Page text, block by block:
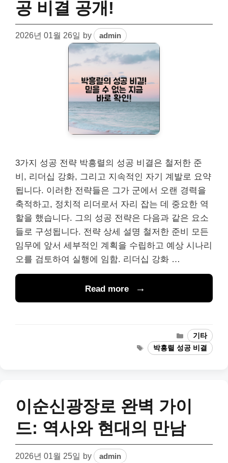
공 비결 공개!
2026년 01월 26일 by admin
3가지 성공 전략 박흥렬의 성공 비결은 철저한 준
비, 리더십 강화, 그리고 지속적인 자기 계발로 요약
됩니다. 이러한 전략들은 그가 군에서 오랜 경력을
축적하고, 정치적 리더로서 자리 잡는 데 중요한 역
할을 했습니다. 그의 성공 전략은 다음과 같은 요소
들로 구성됩니다. 전략 상세 설명 철저한 준비 모든
임무에 앞서 세부적인 계획을 수립하고 예상 시나리
오를 검토하여 실행에 임함. 리더십 강화 …
Read more
Categories
기타
Tags박흥렬 성공 비결
이순신광장로 완벽 가이
드: 역사와 현대의 만남
2026년 01월 25일 by admin